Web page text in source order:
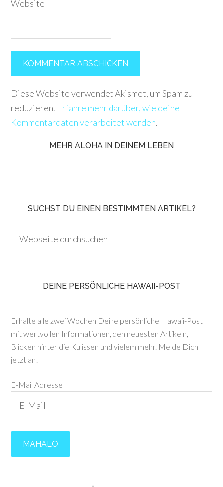
Website
Diese Website verwendet Akismet, um Spam zu
reduzieren. Erfahre mehr darüber, wie deine
Kommentardaten verarbeitet werden.
MEHR ALOHA IN DEINEM LEBEN
SUCHST DU EINEN BESTIMMTEN ARTIKEL?
DEINE PERSÖNLICHE HAWAII-POST
Erhalte alle zwei Wochen Deine persönliche Hawaii-Post
mit wertvollen Informationen, den neuesten Artikeln,
Blicken hinter die Kulissen und vielem mehr. Melde Dich
jetzt an!
E-Mail Adresse